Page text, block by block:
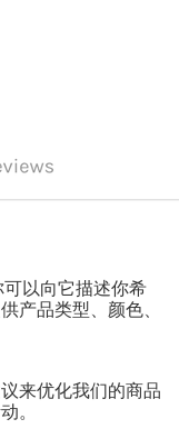
以向它描述你希
产品类型、颜色、
来优化我们的商品
。